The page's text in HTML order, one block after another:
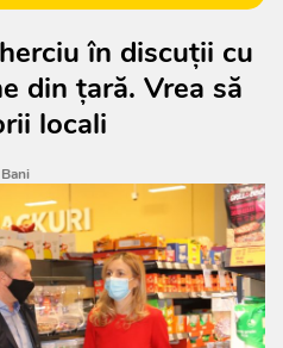
în discuții cu
din țară. Vrea să
locali